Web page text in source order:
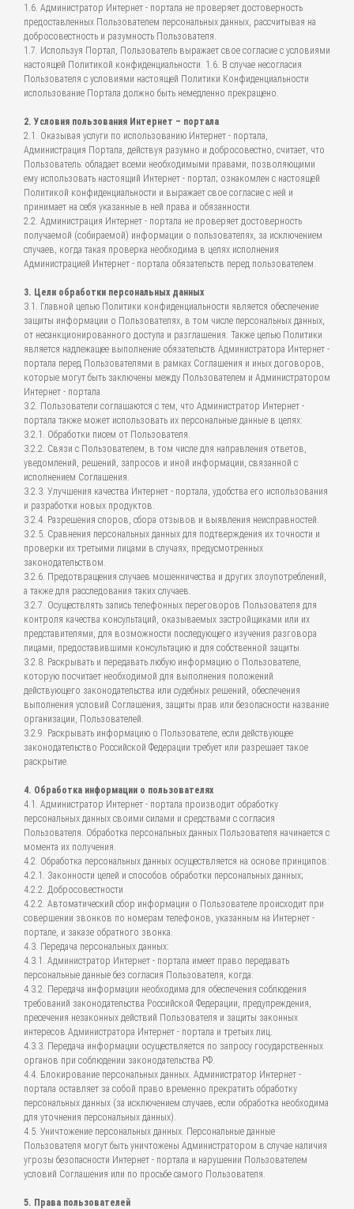
1.6. Администратор Интернет - портала не проверяет достоверность
предоставленных Пользователем персональных данных, рассчитывая на
добросовестность и разумность Пользователя.
1.7. Используя Портал, Пользователь выражает свое согласие с условиями
настоящей Политикой конфиденциальности. 1.6. В случае несогласия
Пользователя с условиями настоящей Политики Конфиденциальности
использование Портала должно быть немедленно прекращено.
2. Условия пользования Интернет – портала
2.1. Оказывая услуги по использованию Интернет - портала,
Администрация Портала, действуя разумно и добросовестно, считает, что
Пользователь: обладает всеми необходимыми правами, позволяющими
ему использовать настоящий Интернет - портал; ознакомлен с настоящей
Политикой конфиденциальности и выражает свое согласие с ней и
принимает на себя указанные в ней права и обязанности.
2.2. Администрация Интернет - портала не проверяет достоверность
получаемой (собираемой) информации о пользователях, за исключением
случаев, когда такая проверка необходима в целях исполнения
Администрацией Интернет - портала обязательств перед пользователем.
3. Цели обработки персональных данных
3.1. Главной целью Политики конфиденциальности является обеспечение
защиты информации о Пользователях, в том числе персональных данных,
от несанкционированного доступа и разглашения. Также целью Политики
является надлежащее выполнение обязательств Администратора Интернет -
портала перед Пользователями в рамках Соглашения и иных договоров,
которые могут быть заключены между Пользователем и Администратором
Интернет - портала.
3.2. Пользователи соглашаются с тем, что Администратор Интернет -
портала также может использовать их персональные данные в целях:
3.2.1. Обработки писем от Пользователя.
3.2.2. Связи с Пользователем, в том числе для направления ответов,
уведомлений, решений, запросов и иной информации, связанной с
исполнением Соглашения.
3.2.3. Улучшения качества Интернет - портала, удобства его использования
и разработки новых продуктов.
3.2.4. Разрешения споров, сбора отзывов и выявления неисправностей.
3.2.5. Сравнения персональных данных для подтверждения их точности и
проверки их третьими лицами в случаях, предусмотренных
законодательством.
3.2.6. Предотвращения случаев мошенничества и других злоупотреблений,
а также для расследования таких случаев.
3.2.7. Осуществлять запись телефонных переговоров Пользователя для
контроля качества консультаций, оказываемых застройщиками или их
представителями, для возможности последующего изучения разговора
лицами, предоставившими консультацию и для собственной защиты.
3.2.8. Раскрывать и передавать любую информацию о Пользователе,
которую посчитает необходимой для выполнения положений
действующего законодательства или судебных решений, обеспечения
выполнения условий Соглашения, защиты прав или безопасности название
организации, Пользователей.
3.2.9. Раскрывать информацию о Пользователе, если действующее
законодательство Российской Федерации требует или разрешает такое
раскрытие.
4. Обработка информации о пользователях
4.1. Администратор Интернет - портала производит обработку
персональных данных своими силами и средствами с согласия
Пользователя. Обработка персональных данных Пользователя начинается с
момента их получения.
4.2. Обработка персональных данных осуществляется на основе принципов:
4.2.1. Законности целей и способов обработки персональных данных;
4.2.2. Добросовестности
4.2.2. Автоматический сбор информации о Пользователе происходит при
совершении звонков по номерам телефонов, указанным на Интернет -
портале, и заказе обратного звонка.
4.3. Передача персональных данных:
4.3.1. Администратор Интернет - портала имеет право передавать
персональные данные без согласия Пользователя, когда:
4.3.2. Передача информации необходима для обеспечения соблюдения
требований законодательства Российской Федерации, предупреждения,
пресечения незаконных действий Пользователя и защиты законных
интересов Администратора Интернет - портала и третьих лиц.
4.3.3. Передача информации осуществляется по запросу государственных
органов при соблюдении законодательства РФ.
4.4. Блокирование персональных данных. Администратор Интернет -
портала оставляет за собой право временно прекратить обработку
персональных данных (за исключением случаев, если обработка необходима
для уточнения персональных данных).
4.5. Уничтожение персональных данных. Персональные данные
Пользователя могут быть уничтожены Администратором в случае наличия
угрозы безопасности Интернет - портала и нарушении Пользователем
условий Соглашения или по просьбе самого Пользователя.
5. Права пользователей